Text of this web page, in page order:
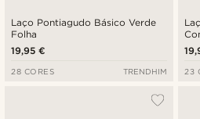
Laço Pontiagudo Básico Verde
Folha
19,95 €
28 CORES TRENDHIM 23